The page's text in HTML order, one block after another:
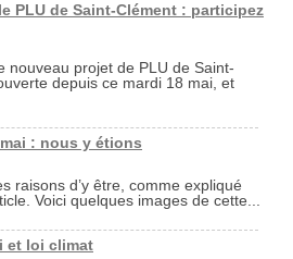
PLU de Saint-Clément : participez
nouveau projet de PLU de Saint-
depuis ce mardi 18 mai, et
: nous y étions
raisons d’y être, comme expliqué
Voici quelques images de cette...
et loi climat